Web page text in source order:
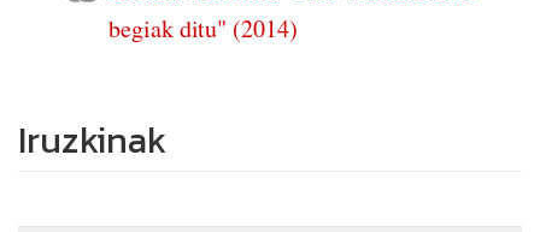
begiak ditu" (2014)
Iruzkinak